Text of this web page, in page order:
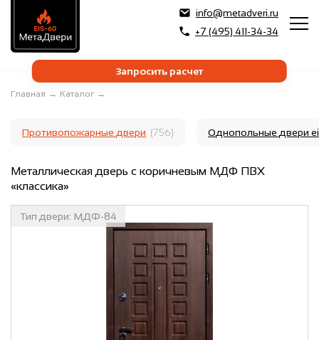
info@metadveri.ru
+7 (495) 411-34-34
Запросить расчет
Главная → Каталог →
Противопожарные двери (756) Однопольные двери
Металлическая дверь с коричневым МДФ ПВХ
«классика»
Тип двери: МДФ-84